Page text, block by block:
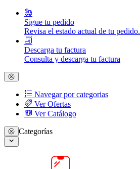
Sigue tu pedido
Revisa el estado actual de tu pedido.
Descarga tu factura
Consulta y descarga tu factura
Navegar por categorias
Ver Ofertas
Ver Catálogo
Categorías